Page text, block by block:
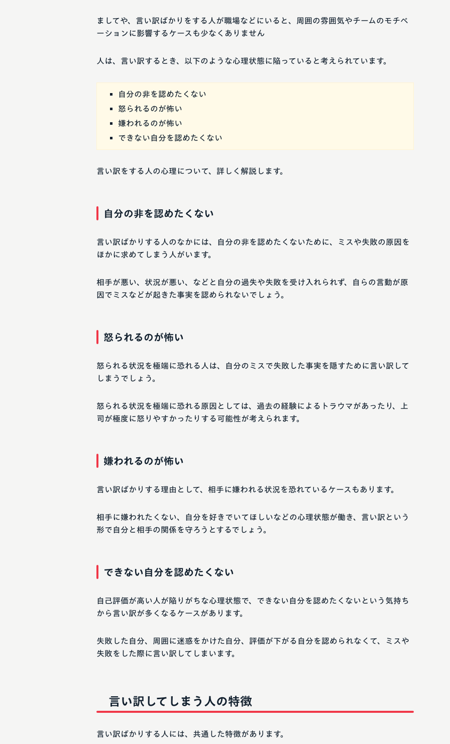
ましてや、言い訳ばかりをする人が職場などにいると、周囲の雰囲気やチームのモチベ
ーションに影響するケースも少なくありません
人は、言い訳するとき、以下のような心理状態に陥っていると考えられています。
自分の非を認めたくない
怒られるのが怖い
嫌われるのが怖い
できない自分を認めたくない
言い訳をする人の心理について、詳しく解説します。
自分の非を認めたくない
言い訳ばかりする人のなかには、自分の非を認めたくないために、ミスや失敗の原因を
ほかに求めてしまう人がいます。
相手が悪い、状況が悪い、などと自分の過失や失敗を受け入れられず、自らの言動が原
因でミスなどが起きた事実を認められないでしょう。
怒られるのが怖い
怒られる状況を極端に恐れる人は、自分のミスで失敗した事実を隠すために言い訳して
しまうでしょう。
怒られる状況を極端に恐れる原因としては、過去の経験によるトラウマがあったり、上
司が極度に怒りやすかったりする可能性が考えられます。
嫌われるのが怖い
言い訳ばかりする理由として、相手に嫌われる状況を恐れているケースもあります。
相手に嫌われたくない、自分を好きでいてほしいなどの心理状態が働き、言い訳という
形で自分と相手の関係を守ろうとするでしょう。
できない自分を認めたくない
自己評価が高い人が陥りがちな心理状態で、できない自分を認めたくないという気持ち
から言い訳が多くなるケースがあります。
失敗した自分、周囲に迷惑をかけた自分、評価が下がる自分を認められなくて、ミスや
失敗をした際に言い訳してしまいます。
言い訳してしまう人の特徴
言い訳ばかりする人には、共通した特徴があります。